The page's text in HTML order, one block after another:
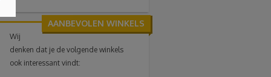
AANBEVOLEN WINKELS
Wij
denken dat je de volgende winkels
ook interessant vindt: